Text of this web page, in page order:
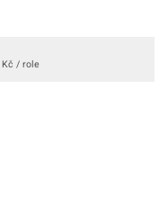
Kč / role